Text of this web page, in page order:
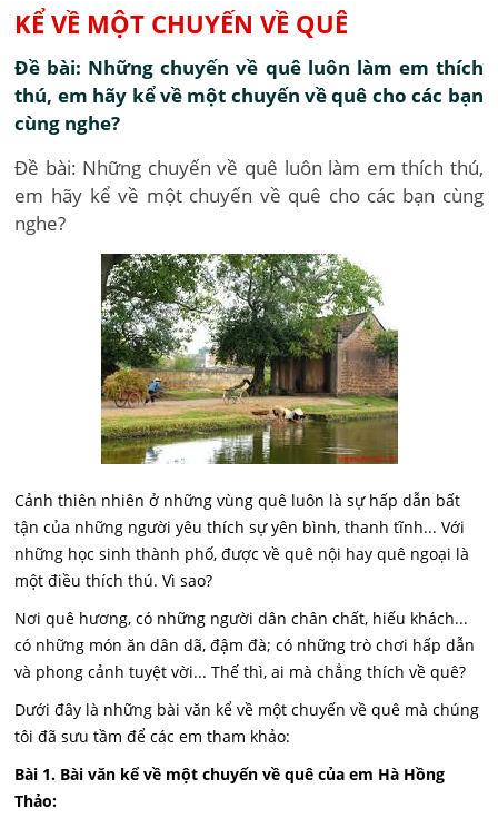
KỂ VỀ MỘT CHUYẾN VỀ QUÊ
Đề bài: Những chuyến về quê luôn làm em thích
thú, em hãy kể về một chuyến về quê cho các bạn
cùng nghe?
Đề bài: Những chuyến về quê luôn làm em thích thú,
em hãy kể về một chuyến về quê cho các bạn cùng
nghe?
Cảnh thiên nhiên ở những vùng quê luôn là sự hấp dẫn bất
tận của những người yêu thích sự yên bình, thanh tĩnh... Với
những học sinh thành phố, được về quê nội hay quê ngoại là
một điều thích thú. Vì sao?
Nơi quê hương, có những người dân chân chất, hiếu khách...
có những món ăn dân dã, đậm đà; có những trò chơi hấp dẫn
và phong cảnh tuyệt vời... Thế thì, ai mà chẳng thích về quê?
Dưới đây là những bài văn kể về một chuyến về quê mà chúng
tôi đã sưu tầm để các em tham khảo:
Bài 1. Bài văn kể về một chuyến về quê của em Hà Hồng
Thảo: